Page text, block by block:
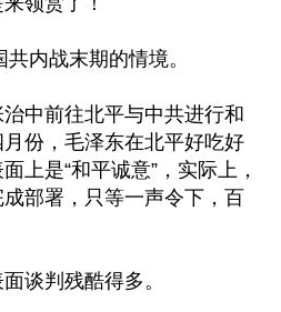
内战末期的情境。
中前往北平与中共进行和
份，毛泽东在北平好吃好
上是“和平诚意”，实际上，
部署，只等一声令下，百
谈判残酷得多。